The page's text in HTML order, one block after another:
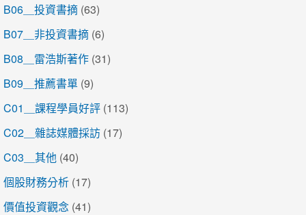
B06＿投資書摘 (63)
B07＿非投資書摘 (6)
B08＿雷浩斯著作 (31)
B09＿推薦書單 (9)
C01＿課程學員好評 (113)
C02＿雜誌媒體採訪 (17)
C03＿其他 (40)
個股財務分析 (17)
價值投資觀念 (41)